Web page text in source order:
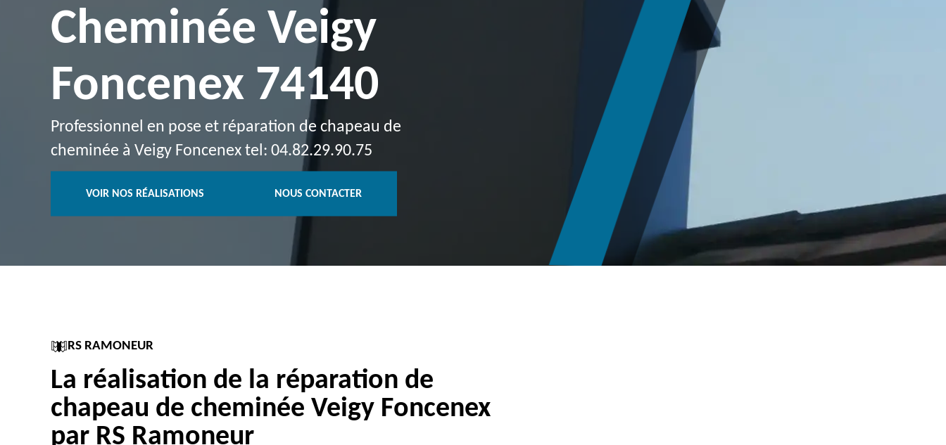
Cheminée Veigy
Foncenex 74140
Professionnel en pose et réparation de chapeau de
cheminée à Veigy Foncenex tel: 04.82.29.90.75
VOIR NOS RÉALISATIONS NOUS CONTACTER
RS RAMONEUR
La réalisation de la réparation de
chapeau de cheminée Veigy Foncenex
par RS Ramoneur